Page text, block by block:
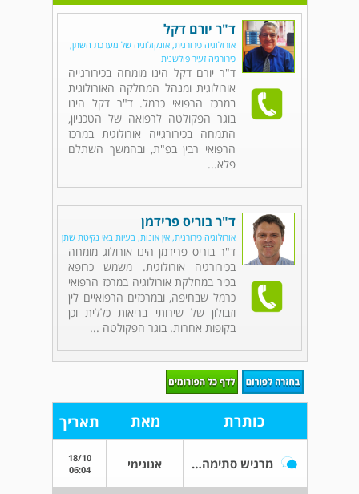
ד"ר יורם דקל
אורולוגיה כירורגית, אונקולוגיה של מערכת השתן,
כירורגיה זעיר פולשנית
ד"ר יורם דקל הינו מומחה בכירורגייה
אורולוגית ומנהל המחלקה האורולוגית
במרכז הרפואי כרמל. ד"ר דקל הינו
בוגר הפקולטה לרפואה של הטכניון,
התמחה בכירורגייה אורולוגית במרכז
הרפואי רבין בפ"ת, ובהמשך השתלם
פלא...
ד"ר בוריס פרידמן
אורולוגיה כירורגית, אין אונות, בעיות באי נקיטת שתן
ד"ר בוריס פרידמן הינו אורולוג מומחה
בכירורגיה אורולוגית. משמש כרופא
בכיר במחלקת אורולוגיה במרכז הרפואי
כרמל שבחיפה, ובמרכזים הרפואיים לין
וזבולון של שירותי בריאות כללית וכן
בקופות אחרות. בוגר הפקולטה ...
כותרת מאת תאריך
מרגיש סתימה רצינית בצינור הזרע אנונימי
18/10
06:04